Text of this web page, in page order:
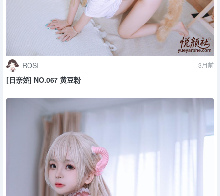
ROSI 3月前
[日奈娇] NO.067 黄豆粉